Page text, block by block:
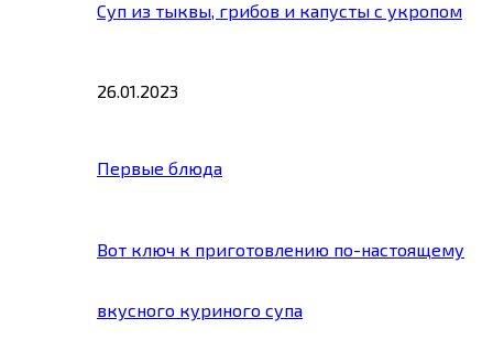
Суп из тыквы, грибов и капусты с укропом
26.01.2023
Первые блюда
Вот ключ к приготовлению по-настоящему
вкусного куриного супа